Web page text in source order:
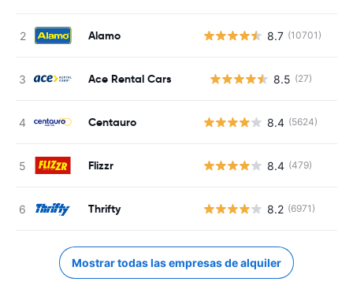
Alamo 8.7 (10701)
Ace Rental Cars 8.5 (27)
Centauro 8.4 (5624)
Flizzr 8.4 (479)
Thrifty 8.2 (6971)
Mostrar todas las empresas de alquiler